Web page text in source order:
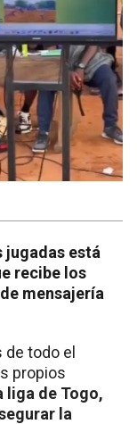
jugadas está
recibe los
mensajería
de todo el
propios
liga de Togo,
la